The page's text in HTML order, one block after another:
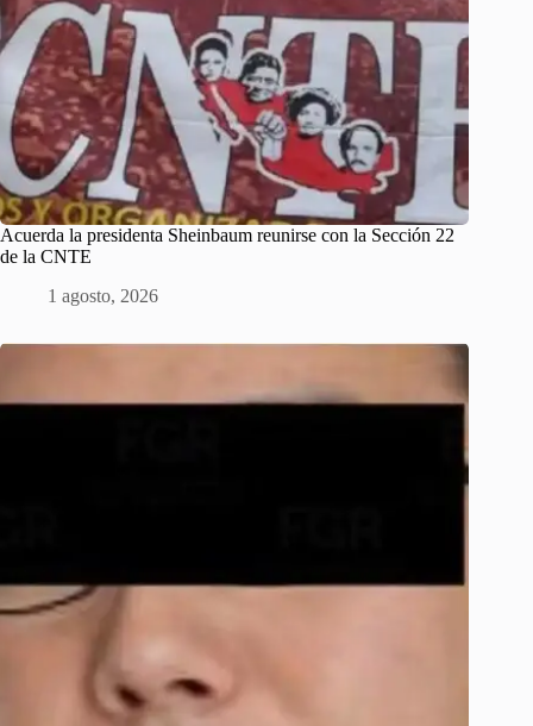
Acuerda la presidenta Sheinbaum reunirse con la Sección 22
de la CNTE
1 agosto, 2026